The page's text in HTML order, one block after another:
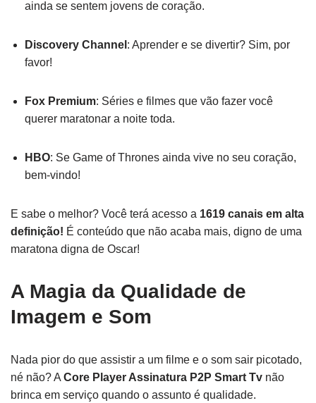
ainda se sentem jovens de coração.
Discovery Channel : Aprender e se divertir? Sim, por
favor!
Fox Premium: Séries e filmes que vão fazer você
querer maratonar a noite toda.
HBO: Se Game of Thrones ainda vive no seu coração,
bem-vindo!
E sabe o melhor? Você terá acesso a 1619 canais em alta
definição! É conteúdo que não acaba mais, digno de uma
maratona digna de Oscar!
A Magia da Qualidade de
Imagem e Som
Nada pior do que assistir a um filme e o som sair picotado,
né não? A Core Player Assinatura P2P Smart Tv não
brinca em serviço quando o assunto é qualidade.